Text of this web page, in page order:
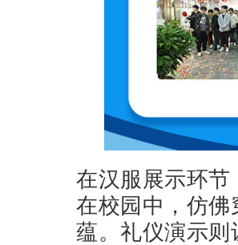
在汉服展示环
在校园中，仿
蕴。礼仪演示